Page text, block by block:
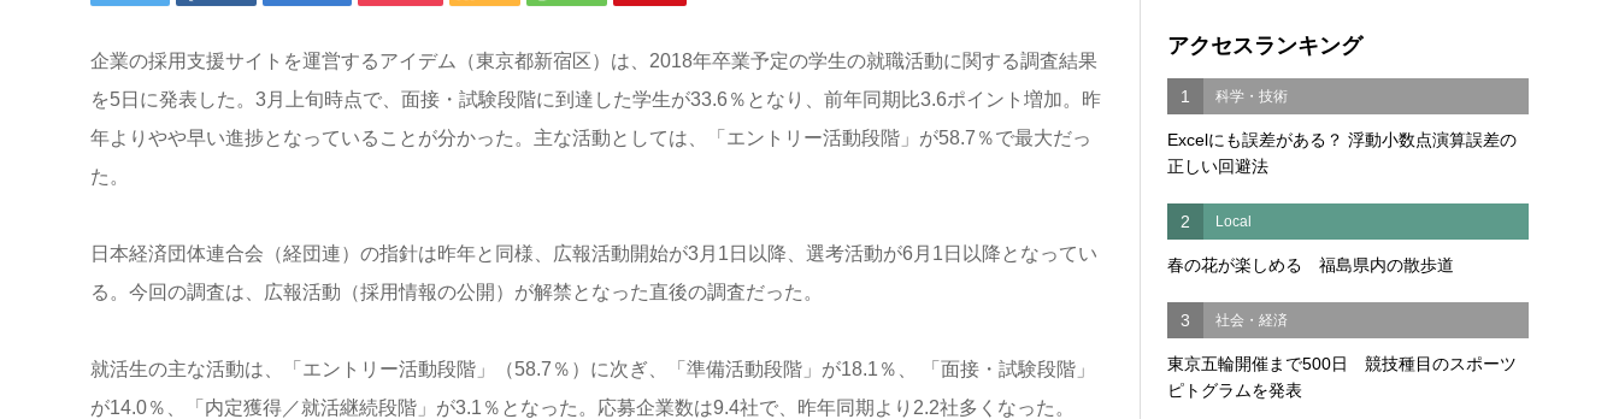
企業の採用支援サイトを運営するアイデム（東京都新宿区）は、2018年卒業予定の学生の就職活動に関する調査結果
を5日に発表した。3月上旬時点で、面接・試験段階に到達した学生が33.6％となり、前年同期比3.6ポイント増加。昨
年よりやや早い進捗となっていることが分かった。主な活動としては、「エントリー活動段階」が58.7％で最大だっ
た。
日本経済団体連合会（経団連）の指針は昨年と同様、広報活動開始が3月1日以降、選考活動が6月1日以降となってい
る。今回の調査は、広報活動（採用情報の公開）が解禁となった直後の調査だった。
就活生の主な活動は、「エントリー活動段階」（58.7％）に次ぎ、「準備活動段階」が18.1％、 「面接・試験段階」
が14.0％、「内定獲得／就活継続段階」が3.1％となった。応募企業数は9.4社で、昨年同期より2.2社多くなった。
アクセスランキング
1 科学・技術
Excelにも誤差がある？ 浮動小数点演算誤差の
正しい回避法
2 Local
春の花が楽しめる 福島県内の散歩道
3 社会・経済
東京五輪開催まで500日 競技種目のスポーツ
ピトグラムを発表